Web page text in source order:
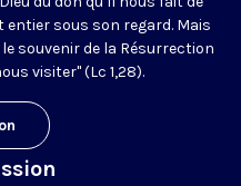
sous son regard. Mais
souvenir de la Résurrection
visiter" (Lc 1,28).